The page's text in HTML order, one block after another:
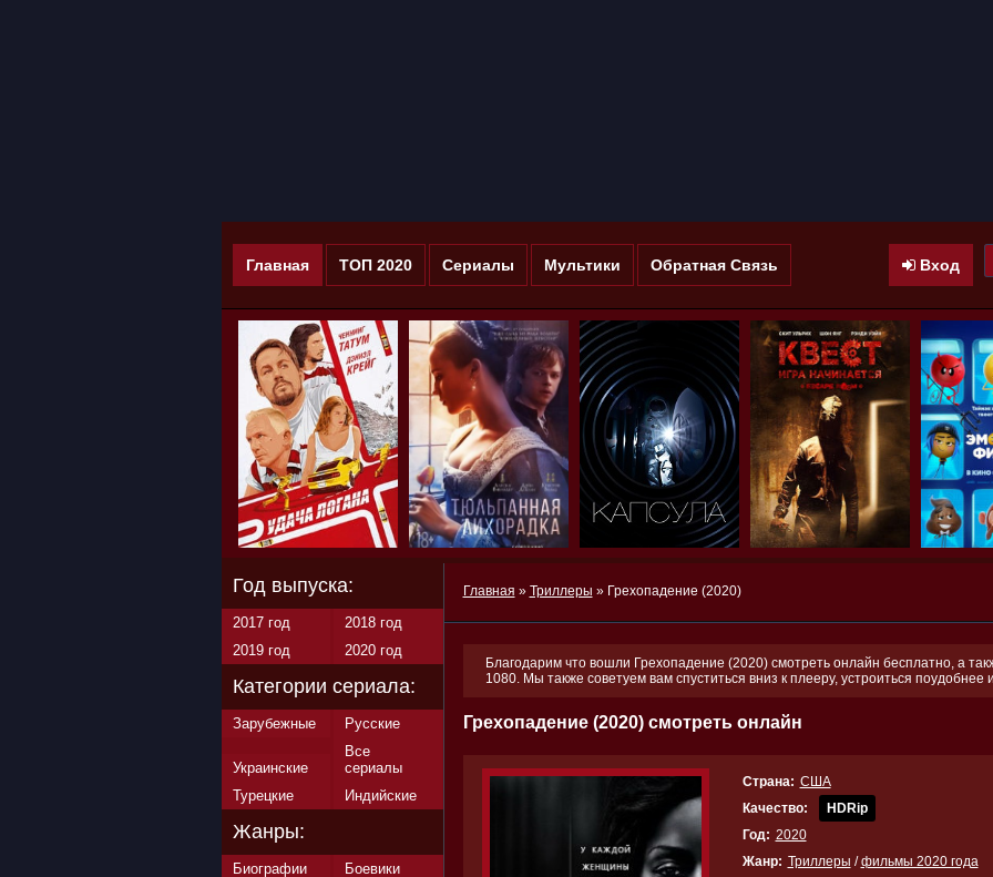
Главная ТОП 2020 Сериалы Мультики Обратная Связь Вход
Главная » Триллеры » Грехопадение (2020)
Благодарим что вошли Грехопадение (2020) смотреть онлайн бесплатно, а
1080. Мы также советуем вам спуститься вниз к плееру, устроиться
Грехопадение (2020) смотреть онлайн
Страна: США
Качество:
HDRip
Год: 2020
Жанр: Триллеры /фильмы 2020 года
Год выпуска:
2017 год
2018 год
2019 год
2020 год
Категории сериала:
Зарубежные Русские
Украинские
Все
сериалы
Турецкие
Индийские
Жанры:
Биографии
Боевики